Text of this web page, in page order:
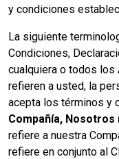
y condiciones
La siguiente
Condiciones,
cualquiera o todos los
refieren a usted, la
acepta los términos y
Compañía,
refiere a nuestra
refiere en conjunto al